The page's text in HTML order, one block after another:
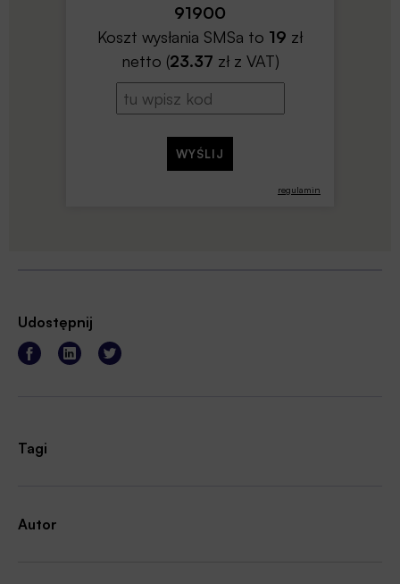
regulamin
91900
Koszt wysłania SMSa to 19 zł
netto (23.37 zł z VAT)
Udostępnij
Tagi
Autor